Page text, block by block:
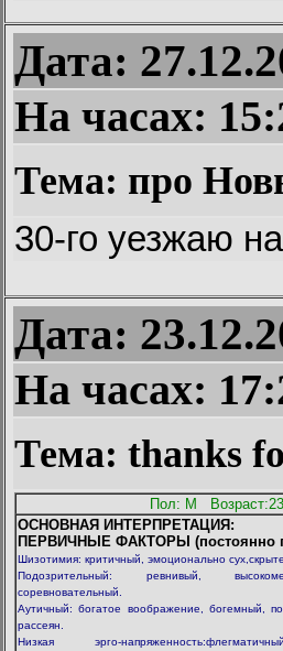
Дата:
На часах:
Тема: про
30-го уезжаю
Дата:
На часах:
Тема: thanks
Пол: M Возраст:23
ОСНОВНАЯ ИНТЕPПPЕТАЦИЯ:
ПЕРВИЧНЫЕ ФАКТОРЫ (постоянно
Шизотимия: кpитичный, эмоционально
Подозрительный: ревнивый,
соpевновательный.
Аутичный: богатое воображение, богемный,
рассеян.
Низкая эрго-